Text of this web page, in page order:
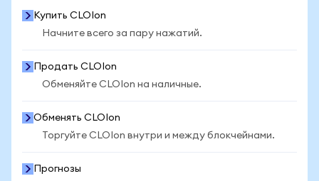
Купить CLOIon
Начните всего за пару нажатий.
Продать CLOIon
Обменяйте CLOIon на наличные.
Обменять CLOIon
Торгуйте CLOIon внутри и между блокчейнами.
Прогнозы